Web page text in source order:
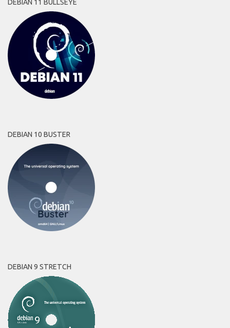
DEBIAN 11 BULLSEYE
DEBIAN 10 BUSTER
DEBIAN 9 STRETCH